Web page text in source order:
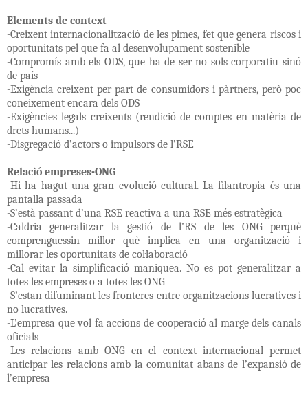
Elements de context
-Creixent internacionalització de les pimes, fet que genera riscos i
oportunitats pel que fa al desenvolupament sostenible
-Compromís amb els ODS, que ha de ser no sols corporatiu sinó
de país
-Exigència creixent per part de consumidors i pàrtners, però poc
coneixement encara dels ODS
-Exigències legals creixents (rendició de comptes en matèria de
drets humans...)
-Disgregació d’actors o impulsors de l’RSE
Relació empreses-ONG
-Hi ha hagut una gran evolució cultural. La filantropia és una
pantalla passada
-S’està passant d’una RSE reactiva a una RSE més estratègica
-Caldria generalitzar la gestió de l’RS de les ONG perquè
comprenguessin millor què implica en una organització i
millorar les oportunitats de col·laboració
-Cal evitar la simplificació maniquea. No es pot generalitzar a
totes les empreses o a totes les ONG
-S’estan difuminant les fronteres entre organitzacions lucratives i
no lucratives.
-L’empresa que vol fa accions de cooperació al marge dels canals
oficials
-Les relacions amb ONG en el context internacional permet
anticipar les relacions amb la comunitat abans de l’expansió de
l’empresa